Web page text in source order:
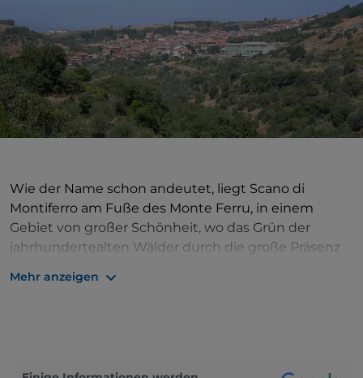
Wie der Name schon andeutet, liegt Scano di
Montiferro am Fuße des Monte Ferru, in einem
Gebiet von großer Schönheit, wo das Grün der
jahrhundertealten Wälder durch die große Präsenz
von einer Landschaft umgeben, die reich an
Mehr anzeigen